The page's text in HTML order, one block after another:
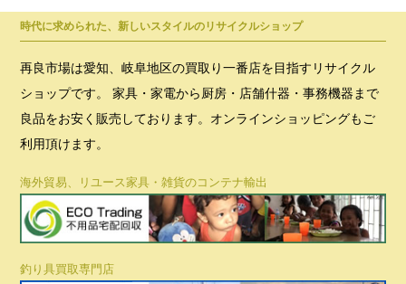
時代に求められた、新しいスタイルのリサイクルショップ
再良市場は愛知、岐阜地区の買取り一番店を目指すリサイクル
ショップです。 家具・家電から厨房・店舗什器・事務機器まで
良品をお安く販売しております。オンラインショッピングもご
利用頂けます。
海外貿易、リユース家具・雑貨のコンテナ輸出
釣り具買取専門店